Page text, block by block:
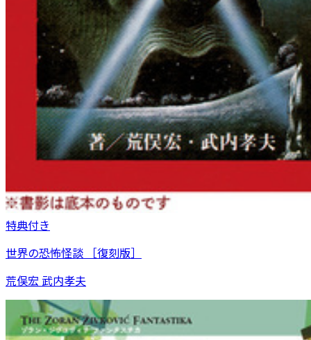
特典付き
世界の恐怖怪談 ［復刻版］
荒俣宏 武内孝夫